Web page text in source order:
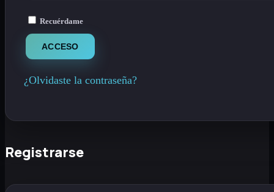
Recuérdame
ACCESO
¿Olvidaste la contraseña?
Registrarse